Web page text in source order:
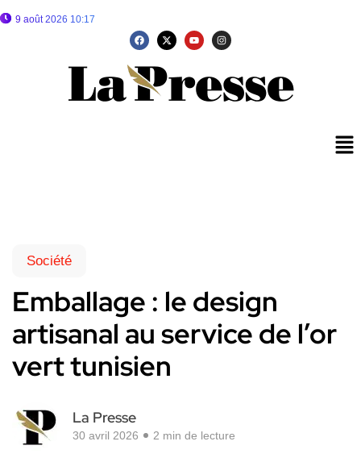
9 août 2026 10:17
Société
Emballage : le design
artisanal au service de l’or
vert tunisien
La Presse
30 avril 2026 2 min de lecture